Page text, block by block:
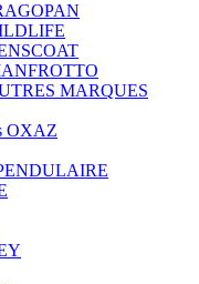
MARQUES
OXAZ